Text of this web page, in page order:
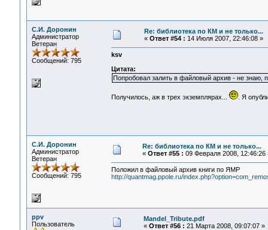
С.И. Доронин
Администратор
Ветеран
Сообщений: 795
Re: библиотека по КМ и не только...
« Ответ #54 : 14 Июля 2007, 22:46:08 »
ksv
Цитата:
Попробовал залить в файловый архив - не знаю,
Получилось, аж в трех экземплярах... . Я
С.И. Доронин
Администратор
Ветеран
Сообщений: 795
Re: библиотека по КМ и не только...
« Ответ #55 : 09 Февраля 2008, 12:46:26
Положил в файловый архив книги по ЯМР
http://quantmag.ppole.ru/
ppv
Пользователь
Mandel_Tribute.pdf
« Ответ #56 : 21 Марта 2008, 09:07:07 »